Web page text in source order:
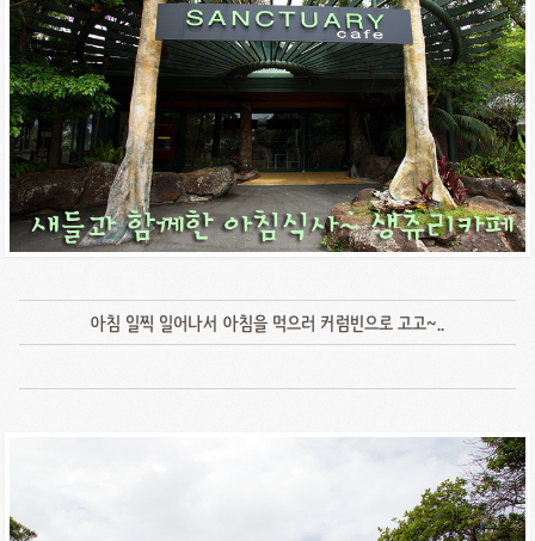
아침 일찍 일어나서 아침을 먹으러 커럼빈으로 고고~..